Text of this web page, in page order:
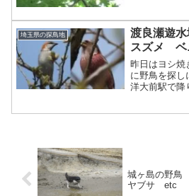
埼玉県の探鳥地
渡良瀬遊
スズメ ベ
昨日はヨシ焼
に野鳥を探し
洋大前駅で降
城ヶ島の野
ヤブサ etc